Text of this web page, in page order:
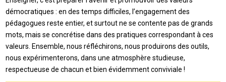
démocratiques : en des temps difficiles, l’engagement des
pédagogues reste entier, et surtout ne se contente pas de grands
mots, mais se concrétise dans des pratiques correspondant à ces
valeurs. Ensemble, nous réfléchirons, nous produirons des outils,
nous expérimenterons, dans une atmosphère studieuse,
respectueuse de chacun et bien évidemment conviviale !